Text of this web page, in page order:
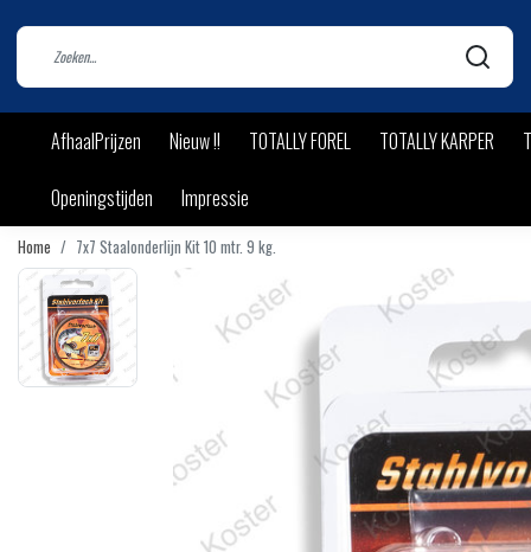
AfhaalPrijzen Nieuw !! TOTALLY FOREL TOTALLY KARPER
Openingstijden
Impressie
Home 7x7 Staalonderlijn Kit 10 mtr. 9 kg.